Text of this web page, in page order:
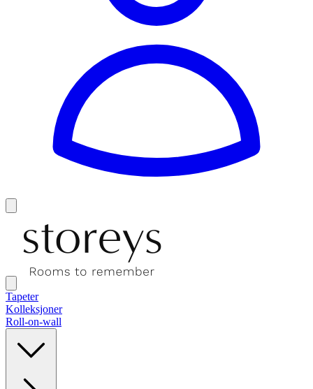
Tapeter
Kolleksjoner
Roll-on-wall